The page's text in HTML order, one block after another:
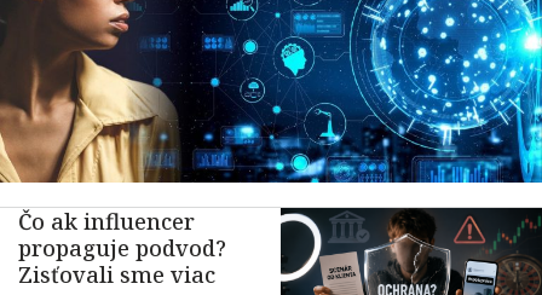
Čo ak influencer
propaguje podvod?
Zisťovali sme viac